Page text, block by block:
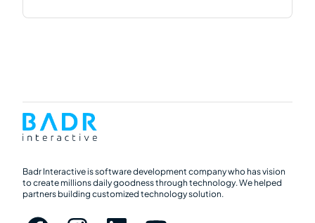
Badr Interactive is software development company who has vision
to create millions daily goodness through technology. We helped
partners building customized technology solution.